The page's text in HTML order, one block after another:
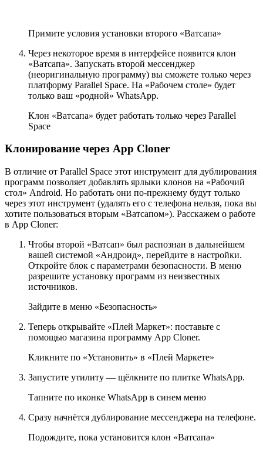
Примите условия установки второго «Ватсапа»
Через некоторое время в интерфейсе появится клон
«Ватсапа». Запускать второй мессенджер
(неоригинальную программу) вы сможете только через
платформу Parallel Space. На «Рабочем столе» будет
только ваш «родной» WhatsApp.
Клон «Ватсапа» будет работать только через Parallel
Space
Клонирование через App Cloner
В отличие от Parallel Space этот инструмент для дублирования
программ позволяет добавлять ярлыки клонов на «Рабочий
стол» Android. Но работать они по-прежнему будут только
через этот инструмент (удалять его с телефона нельзя, пока вы
хотите пользоваться вторым «Ватсапом»). Расскажем о работе
в App Cloner:
Чтобы второй «Ватсап» был распознан в дальнейшем
вашей системой «Андроид», перейдите в настройки.
Откройте блок с параметрами безопасности. В меню
разрешите установку программ из неизвестных
источников.
Зайдите в меню «Безопасность»
Теперь открывайте «Плей Маркет»: поставьте с
помощью магазина программу App Cloner.
Кликните по «Установить» в «Плей Маркете»
Запустите утилиту — щёлкните по плитке WhatsApp.
Тапните по иконке WhatsApp в синем меню
Сразу начнётся дублирование мессенджера на телефоне.
Подождите, пока установится клон «Ватсапа»